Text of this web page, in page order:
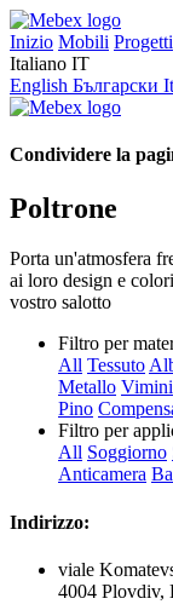
Inizio Mobili Progetti
Italiano IT
English Български
Condividere la
Poltrone
Porta un'atmosfera
ai loro design e
vostro salotto
Filtro per
All Tessuto
Metallo Vimini
Pino
Filtro per
All Soggiorno
Anticamera
Indirizzo:
viale
4004 Plovdiv,